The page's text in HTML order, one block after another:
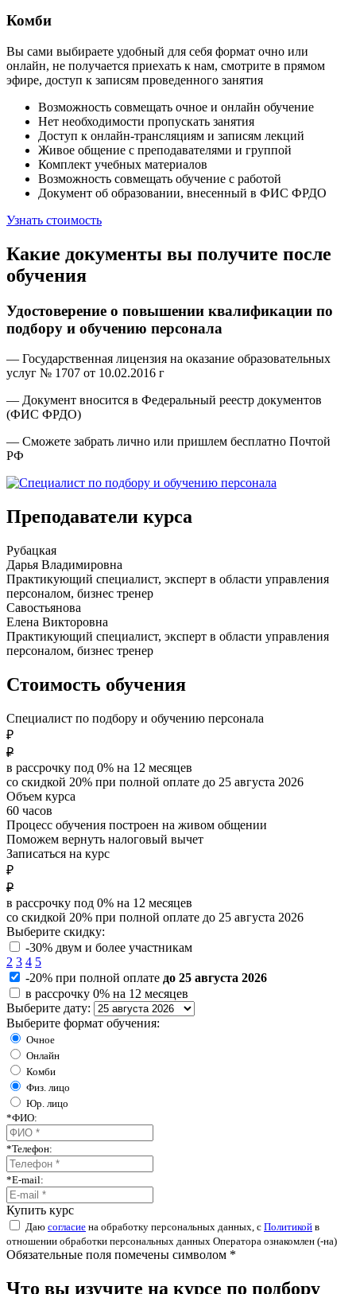
Комби
Вы сами выбираете удобный для себя формат очно или
онлайн, не получается приехать к нам, смотрите в прямом
эфире, доступ к записям проведенного занятия
Возможность совмещать очное и онлайн обучение
Нет необходимости пропускать занятия
Доступ к онлайн-трансляциям и записям лекций
Живое общение с преподавателями и группой
Комплект учебных материалов
Возможность совмещать обучение с работой
Документ об образовании, внесенный в ФИС ФРДО
Узнать стоимость
Какие документы вы получите после
обучения
Удостоверение о повышении квалификации по
подбору и обучению персонала
— Государственная лицензия на оказание образовательных
услуг № 1707 от 10.02.2016 г
— Документ вносится в Федеральный реестр документов
(ФИС ФРДО)
— Сможете забрать лично или пришлем бесплатно Почтой
РФ
Преподаватели курса
Рубацкая
Дарья Владимировна
Практикующий специалист, эксперт в области управления
персоналом, бизнес тренер
Савостьянова
Елена Викторовна
Практикующий специалист, эксперт в области управления
персоналом, бизнес тренер
Стоимость обучения
Специалист по подбору и обучению персонала
₽
₽
в рассрочку под 0% на 12 месяцев
со скидкой 20% при полной оплате до 25 августа 2026
Объем курса
60 часов
Процесс обучения построен на живом общении
Поможем вернуть налоговый вычет
Записаться на курс
₽
₽
в рассрочку под 0% на 12 месяцев
со скидкой 20% при полной оплате до 25 августа 2026
Выберите скидку:
-30% двум и более участникам
2 3 4 5
-20% при полной оплате до 25 августа 2026
в рассрочку 0% на 12 месяцев
Выберите дату:
Выберите формат обучения:
Очное
Онлайн
Комби
Физ. лицо
Юр. лицо
*ФИО:
*Телефон:
*E-mail:
Купить курс
Даю согласие на обработку персональных данных, с Политикой в
отношении обработки персональных данных Оператора ознакомлен (-на)
Обязательные поля помечены символом *
Что вы изучите на курсе по подбору